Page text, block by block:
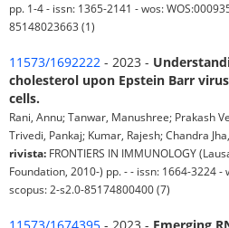
pp. 1-4 - issn: 1365-2141 - wos:
85148023663 (1)
11573/1692222 - 2023 -
cholesterol upon Epstein Barr
cells.
Rani, Annu; Tanwar, Manushree; Prakash
Trivedi, Pankaj; Kumar, Rajesh; Chandra
rivista: FRONTIERS IN IMMUNOLOGY
Foundation, 2010-) pp. - - issn: 1664-3224 -
scopus: 2-s2.0-85174800400 (7)